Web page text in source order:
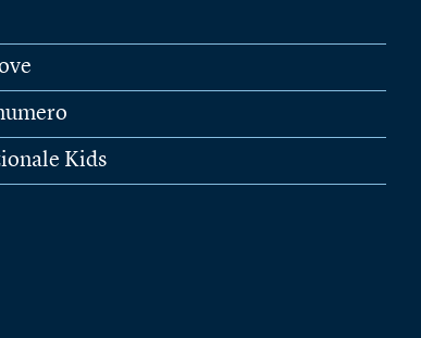
Kids